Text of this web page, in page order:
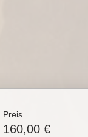
Preis
160,00 €